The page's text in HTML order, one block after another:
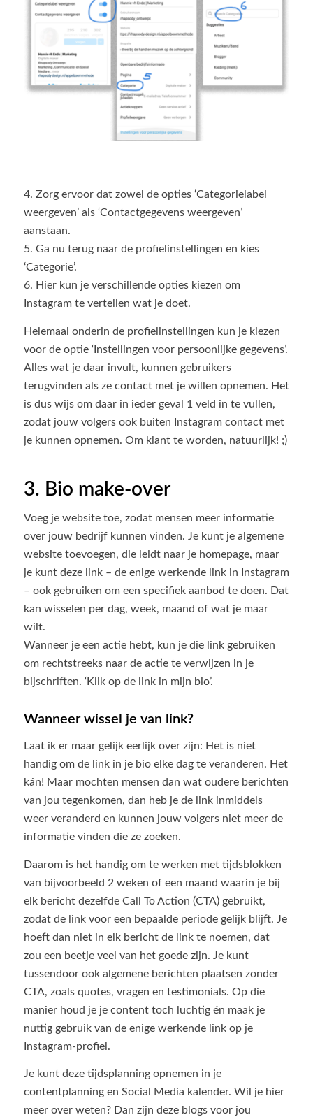
4. Zorg ervoor dat zowel de opties ‘Categorielabel
weergeven’ als ‘Contactgegevens weergeven’
aanstaan.
5. Ga nu terug naar de profielinstellingen en kies
‘Categorie’.
6. Hier kun je verschillende opties kiezen om
Instagram te vertellen wat je doet.
Helemaal onderin de profielinstellingen kun je kiezen
voor de optie ‘Instellingen voor persoonlijke gegevens’.
Alles wat je daar invult, kunnen gebruikers
terugvinden als ze contact met je willen opnemen. Het
is dus wijs om daar in ieder geval 1 veld in te vullen,
zodat jouw volgers ook buiten Instagram contact met
je kunnen opnemen. Om klant te worden, natuurlijk! ;)
3. Bio make-over
Voeg je website toe, zodat mensen meer informatie
over jouw bedrijf kunnen vinden. Je kunt je algemene
website toevoegen, die leidt naar je homepage, maar
je kunt deze link – de enige werkende link in Instagram
– ook gebruiken om een specifiek aanbod te doen. Dat
kan wisselen per dag, week, maand of wat je maar
wilt.
Wanneer je een actie hebt, kun je die link gebruiken
om rechtstreeks naar de actie te verwijzen in je
bijschriften. ‘Klik op de link in mijn bio’.
Wanneer wissel je van link?
Laat ik er maar gelijk eerlijk over zijn: Het is niet
handig om de link in je bio elke dag te veranderen. Het
kán! Maar mochten mensen dan wat oudere berichten
van jou tegenkomen, dan heb je de link inmiddels
weer veranderd en kunnen jouw volgers niet meer de
informatie vinden die ze zoeken.
Daarom is het handig om te werken met tijdsblokken
van bijvoorbeeld 2 weken of een maand waarin je bij
elk bericht dezelfde Call To Action (CTA) gebruikt,
zodat de link voor een bepaalde periode gelijk blijft. Je
hoeft dan niet in elk bericht de link te noemen, dat
zou een beetje veel van het goede zijn. Je kunt
tussendoor ook algemene berichten plaatsen zonder
CTA, zoals quotes, vragen en testimonials. Op die
manier houd je je content toch luchtig én maak je
nuttig gebruik van de enige werkende link op je
Instagram-profiel.
Je kunt deze tijdsplanning opnemen in je
contentplanning en Social Media kalender. Wil je hier
meer over weten? Dan zijn deze blogs voor jou